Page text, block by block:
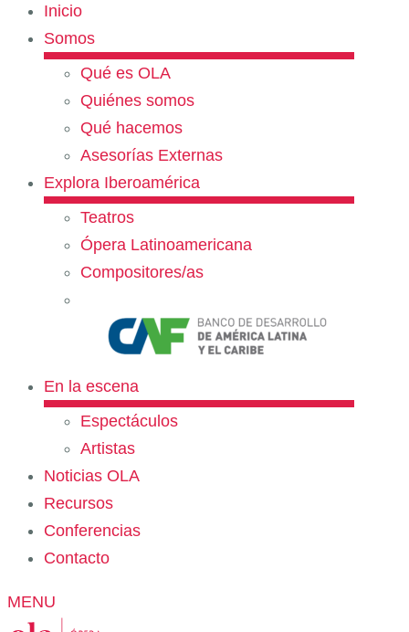
Inicio
Somos
Qué es OLA
Quiénes somos
Qué hacemos
Asesorías Externas
Explora Iberoamérica
Teatros
Ópera Latinoamericana
Compositores/as
En la escena
Espectáculos
Artistas
Noticias OLA
Recursos
Conferencias
Contacto
MENU